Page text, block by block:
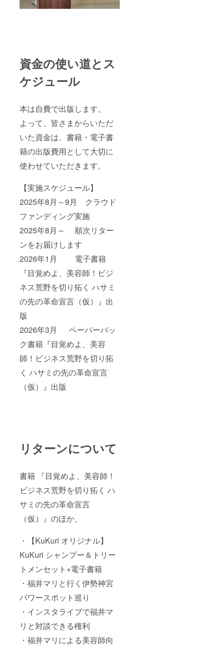
資金の使い道とス
ケジュール
本は自費で出版します。
よって、皆さまからいただ
いた資金は、書籍・電子書
籍の出版費用として大切に
使わせていただきます。
【実施スケジュール】
2025年8月～9月 クラウド
ファンディング実施
2025年8月～ 順次リター
ンをお届けします
2026年1月 電子書籍
『目覚めよ、美容師！ビジ
ネス荒野を切り拓く ハサミ
の先の革命宣言（仮）』出
版
2026年3月 ペーパーバッ
ク書籍『目覚めよ、美容
師！ビジネス荒野を切り拓
く ハサミの先の革命宣言
（仮）』出版
リターンについて
書籍 『目覚めよ、美容師！
ビジネス荒野を切り拓く ハ
サミの先の革命宣言
（仮）』のほか、
・【KuKuri オリジナル】
KuKuri シャンプー＆トリー
トメンセット+電子書籍
・福井マリと行く伊勢神宮
パワースポット巡り
・インスタライブで福井マ
リと対談できる権利
・福井マリによる美容師向